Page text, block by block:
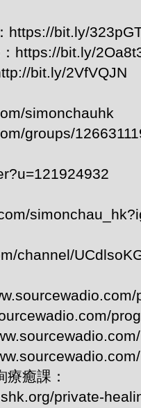
https://bit.ly/
https://bit.ly/
bit.ly/2VfVQJN
simonchauhk
groups/
channel/
癒課：
private-